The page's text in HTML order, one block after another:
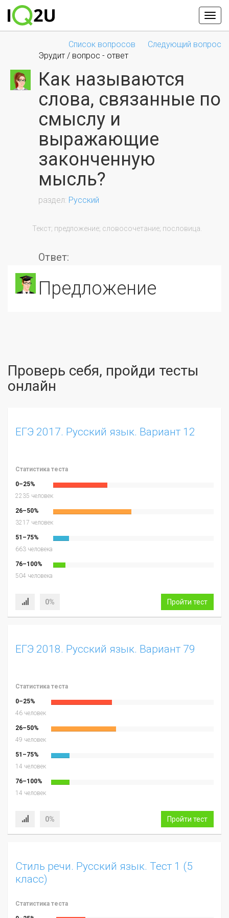
Список вопросов
Следующий вопрос
Эрудит / вопрос - ответ
Как называются
слова, связанные по
смыслу и
выражающие
законченную
мысль?
Русский
Ответ:
предложение
Проверь себя, пройди тесты
онлайн
ЕГЭ 2017. Русский язык. Вариант 12
Статистика теста
0–25%
2235 человек
26–50%
3217 человек
51–75%
663 человека
76–100%
504 человека
0% Пройти тест
ЕГЭ 2018. Русский язык. Вариант 79
Статистика теста
0–25%
46 человек
26–50%
49 человек
51–75%
14 человек
76–100%
14 человек
0% Пройти тест
Стиль речи. Русский язык. Тест 1 (5
класс)
Статистика теста